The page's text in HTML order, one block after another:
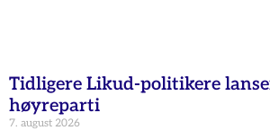
Tidligere Likud-politikere
høyreparti
7. august 2026